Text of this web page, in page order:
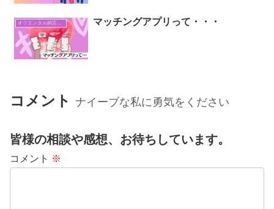
オリエンタル納言日常日記 マッチングアプリって・・・
コメント ナイーブな私に勇気をください
皆様の相談や感想、お待ちしています。
コメント ※